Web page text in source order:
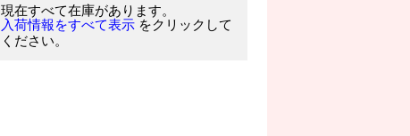
現在すべて在庫があります。
入荷情報をすべて表示 をクリックして
ください。